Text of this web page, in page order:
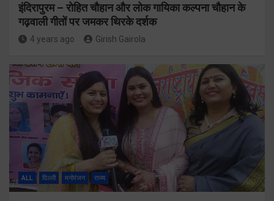
इंदिरापुरम – रोहित चौहान और लोक गायिका कल्पना चौहान के
गढ़वाली गीतों पर जमकर थिरके दर्शक
4 years ago Girish Gairola
ALL दिल्ली मनोरंजन राज्य